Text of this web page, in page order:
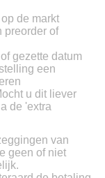
de markt
preorder of
gezette datum
een
u dit liever
de 'extra
van
geen of niet